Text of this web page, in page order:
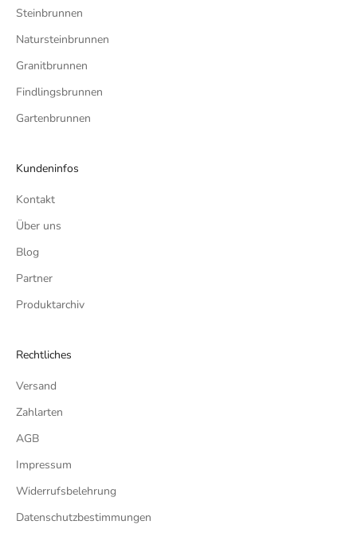
Steinbrunnen
Natursteinbrunnen
Granitbrunnen
Findlingsbrunnen
Gartenbrunnen
Kundeninfos
Kontakt
Über uns
Blog
Partner
Produktarchiv
Rechtliches
Versand
Zahlarten
AGB
Impressum
Widerrufsbelehrung
Datenschutzbestimmungen